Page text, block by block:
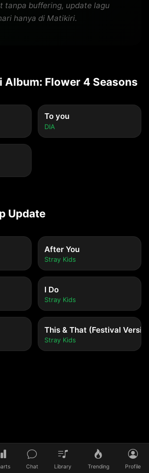
tanpa buffering, update lagu
hanya di Matikiri.
Album: Flower 4 Seasons
To you
DIA
Update
After You
Stray Kids
I Do
Stray Kids
This & That (Festival
Stray Kids
Chat Library Trending Profile